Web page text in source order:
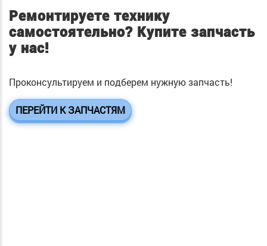
Ремонтируете технику
самостоятельно? Купите запчасть
у нас!
Проконсультируем и подберем нужную запчасть!
ПЕРЕЙТИ К ЗАПЧАСТЯМ